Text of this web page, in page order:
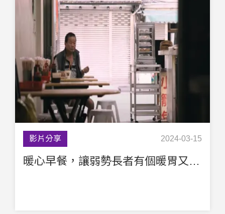
影片分享 2024-03-15
暖心早餐，讓弱勢長者有個暖胃又暖心的開始